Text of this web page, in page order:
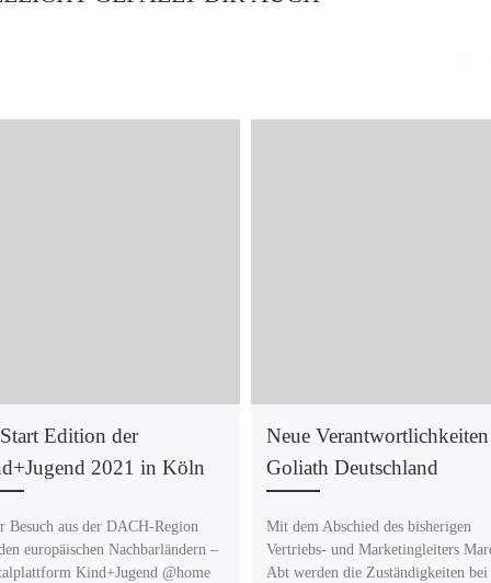
Edition der
2021 in Köln
Besuch aus der DACH-Region
europäischen Nachbarländern –
Kind+Jugend @home
Neue
Goliath Deutschland
Mit dem Abschied des bisherigen
Vertriebs- und Marketingleiters
Abt werden die Zuständigkeiten bei